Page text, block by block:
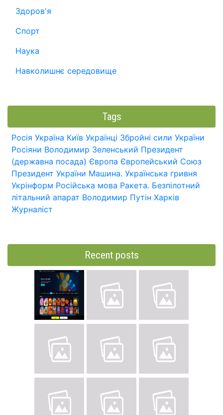
Здоров'я
Спорт
Наука
Навколишнє середовище
Tags
Росія Україна Київ Українці Збройні сили України
Росіяни Володимир Зеленський Президент
(державна посада) Європа Європейський Союз
Президент України Машина. Українська гривня
Укрінформ Російська мова Ракета. Безпілотний
літальний апарат Володимир Путін Харків
Журналіст
Recent posts